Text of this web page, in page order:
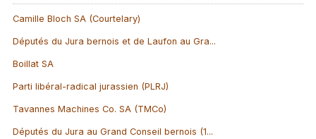
Camille Bloch SA (Courtelary)
Députés du Jura bernois et de Laufon au Gra...
Boillat SA
Parti libéral-radical jurassien (PLRJ)
Tavannes Machines Co. SA (TMCo)
Députés du Jura au Grand Conseil bernois (1...